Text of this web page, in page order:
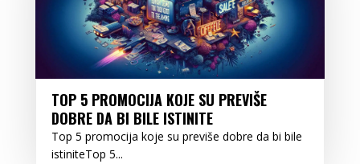
TOP 5 PROMOCIJA KOJE SU PREVIŠE
DOBRE DA BI BILE ISTINITE
Top 5 promocija koje su previše dobre da bi bile
istiniteTop 5...